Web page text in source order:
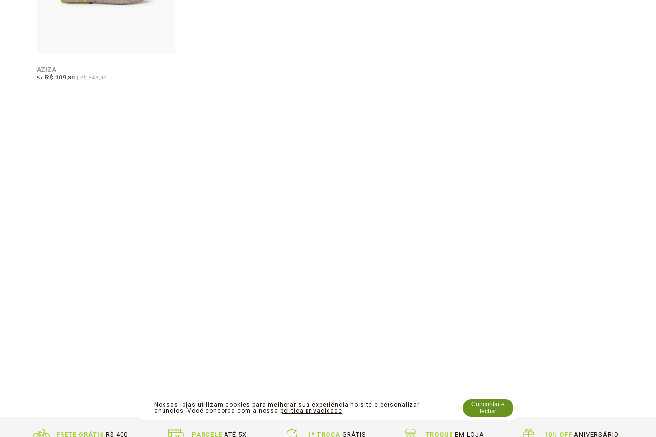
AZIZA
5x R$ 109,80 | R$ 549,00
FRETE GRÁTIS R$ 400 PARCELEATÉ 5X 1ª TROCA GRÁTIS TROQUEEM LOJA 10% OFF ANIVERSÁRIO
Nossas lojas utilizam cookies para melhorar sua experiência no site e personalizar
anúncios. Você concorda com a nossapolitíca privacidade
Concordar e
fechar